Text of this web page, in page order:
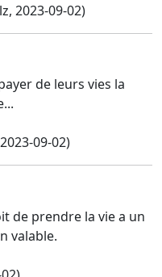
2023-09-02)
de leurs vies la
09-02)
de prendre la vie a un
valable.